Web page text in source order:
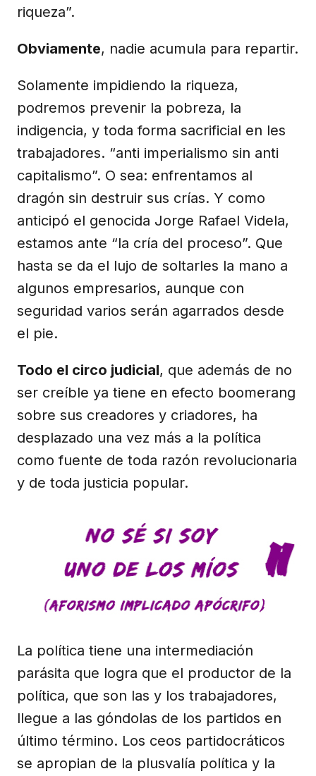
riqueza”.
Obviamente, nadie acumula para repartir.
Solamente impidiendo la riqueza,
podremos prevenir la pobreza, la
indigencia, y toda forma sacrificial en les
trabajadores. “anti imperialismo sin anti
capitalismo”. O sea: enfrentamos al
dragón sin destruir sus crías. Y como
anticipó el genocida Jorge Rafael Videla,
estamos ante “la cría del proceso”. Que
hasta se da el lujo de soltarles la mano a
algunos empresarios, aunque con
seguridad varios serán agarrados desde
el pie.
Todo el circo judicial, que además de no
ser creíble ya tiene en efecto boomerang
sobre sus creadores y criadores, ha
desplazado una vez más a la política
como fuente de toda razón revolucionaria
y de toda justicia popular.
La política tiene una intermediación
parásita que logra que el productor de la
política, que son las y los trabajadores,
llegue a las góndolas de los partidos en
último término. Los ceos partidocráticos
se apropian de la plusvalía política y la